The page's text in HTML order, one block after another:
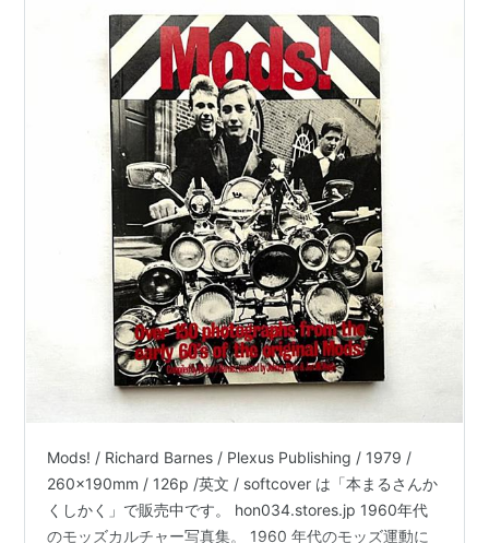
シークレット・アフェア
マートン・パーカス
4. →THE MODS
5. →モッズヘアー
Mods! / Richard Barnes / Plexus Publishing / 1979 /
260x190mm / 126p /英文 / softcover は「本まるさんか
くしかく」で販売中です。 hon034.stores.jp 1960年代
のモッズカルチャー写真集。 1960 年代のモッズ運動に